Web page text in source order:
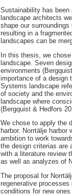
Sustainability has
landscape architects
shape our
resulting in a
landscapes can be
In this thesis, we
landscape. Seven
environments
importance of a design
Systems landscape
of society and the
landscape where
(Bergquist & Hedfors
We chose to apply the
harbor. Norrtälje
ambition to work
the design criterias are
with a literature review
as well as analyzes of
The proposal for
regenerative
conditions for new